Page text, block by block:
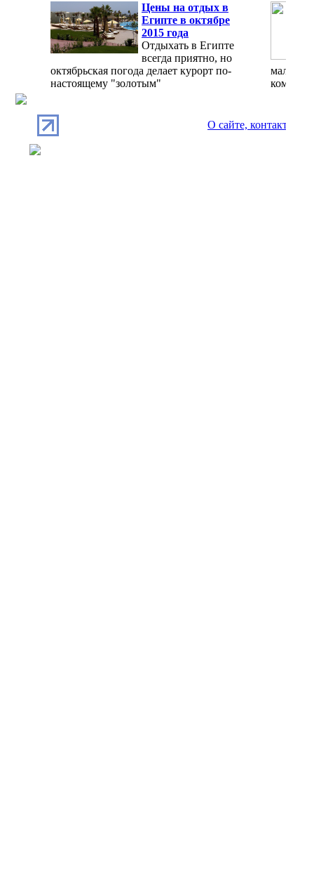
Цены на отдых в
Египте в октябре
2015 года
Отдыхать в Египте
всегда приятно, но
октябрьская погода делает курорт по-
настоящему "золотым"
мало, а
О сайте, контакты